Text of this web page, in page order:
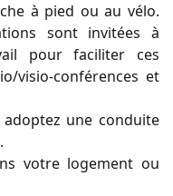
à pied ou au vélo.
sont invitées à
pour faciliter ces
visio-conférences et
une conduite
votre logement ou